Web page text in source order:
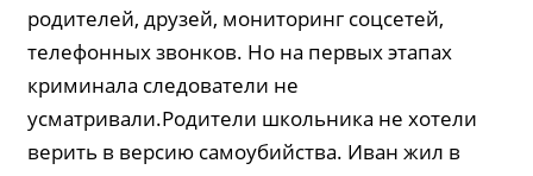
родителей, друзей, мониторинг соцсетей,
телефонных звонков. Но на первых этапах
криминала следователи не
усматривали.Родители школьника не хотели
верить в версию самоубийства. Иван жил в